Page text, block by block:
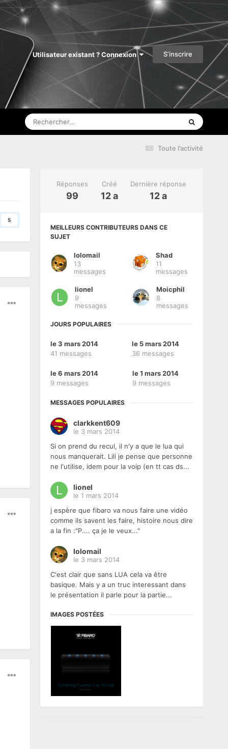
Utilisateur existant ? Connexion S’inscrire
Toute l’activité
5
Réponses
99
Créé
12 a
Dernière réponse
12 a
MEILLEURS CONTRIBUTEURS DANS CE
SUJET
lolomail
13
messages
Shad
11
messages
lionel
9
messages
Moicphil
8
messages
JOURS POPULAIRES
le 3 mars 2014
41 messages
le 5 mars 2014
36 messages
le 6 mars 2014
9 messages
le 1 mars 2014
9 messages
MESSAGES POPULAIRES
clarkkent609
le 3 mars 2014
Si on prend du recul, il n'y a que le lua qui
nous manquerait. Lili je pense que personne
ne l'utilise, idem pour la voip (en tt cas ds...
lionel
le 1 mars 2014
j espère que fibaro va nous faire une vidéo
comme ils savent les faire, histoire nous dire
a la fin :"P.... ça je le veux..."
lolomail
le 3 mars 2014
C'est clair que sans LUA cela va être
basique. Mais y a un truc interessant dans
le présentation il parle pour la partie...
IMAGES POSTÉES